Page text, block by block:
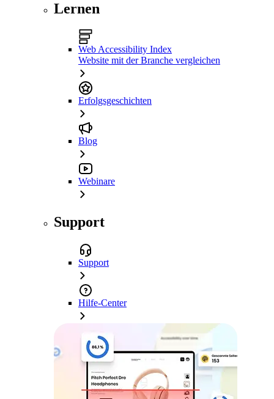
Lernen
Web Accessibility Index
Website mit der Branche vergleichen
Erfolgsgeschichten
Blog
Webinare
Support
Support
Hilfe-Center